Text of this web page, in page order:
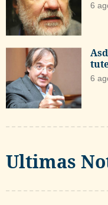
6
6
Ultimas